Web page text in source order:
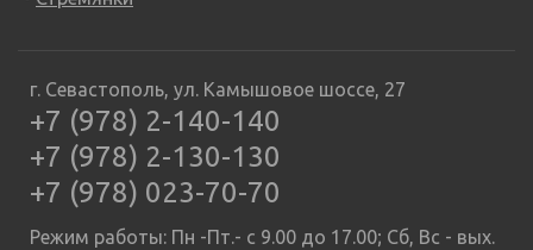
г. Севастополь, ул. Камышовое шоссе, 27
+7 (978) 2-140-140
+7 (978) 2-130-130
+7 (978) 023-70-70
Режим работы: Пн -Пт.- с 9.00 до 17.00; Сб, Вс - вых.